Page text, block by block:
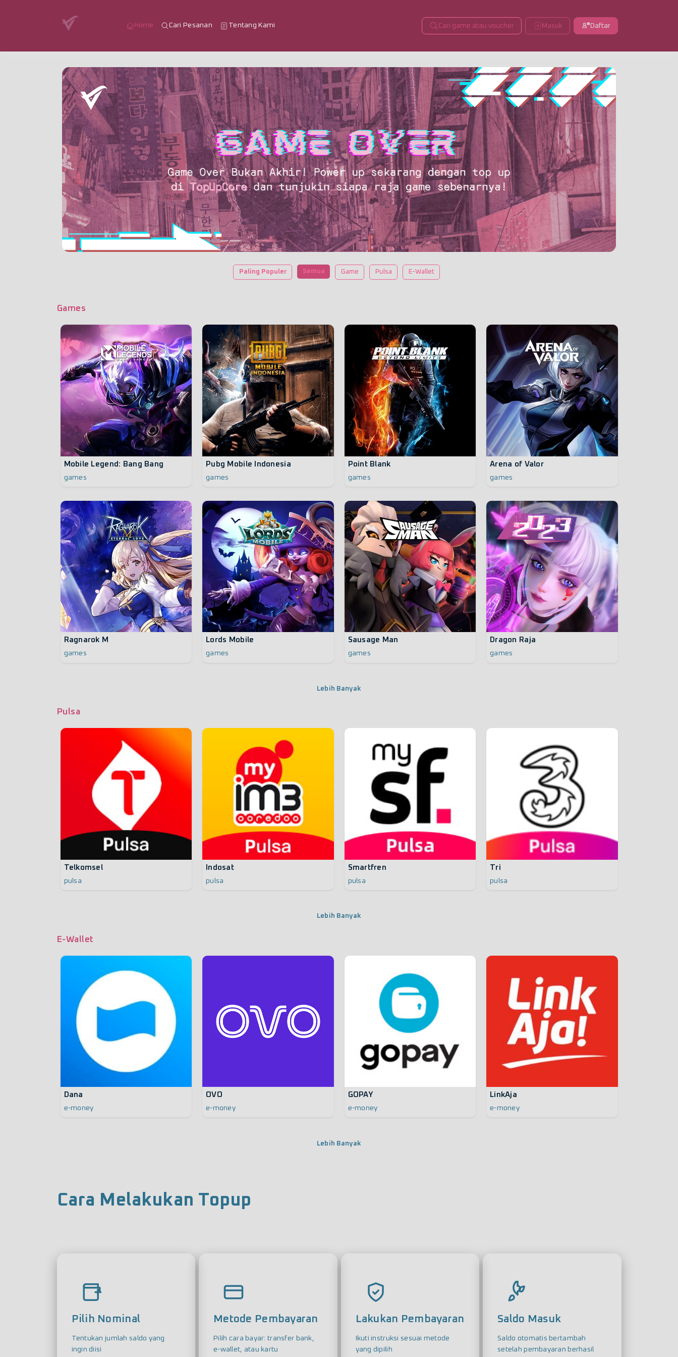
Home Cari Pesanan Tentang Kami Cari game atau voucher Masuk Daftar
Paling Populer Semua Game Pulsa E-Wallet
Games
Mobile Legend: Bang Bang
games
Pubg Mobile Indonesia
games
Point Blank
games
Arena of Valor
games
Ragnarok M
games
Lords Mobile
games
Sausage Man
games
Dragon Raja
games
Lebih Banyak
Pulsa
Telkomsel
pulsa
Indosat
pulsa
Smartfren
pulsa
Tri
pulsa
Lebih Banyak
E-Wallet
Dana
e-money
OVO
e-money
GOPAY
e-money
LinkAja
e-money
Lebih Banyak
Cara Melakukan Topup
Pilih Nominal
Tentukan jumlah saldo yang
ingin diisi
Metode Pembayaran
Pilih cara bayar: transfer bank,
e-wallet, atau kartu
Lakukan Pembayaran
Ikuti instruksi sesuai metode
yang dipilih
Saldo Masuk
Saldo otomatis bertambah
setelah pembayaran berhasil